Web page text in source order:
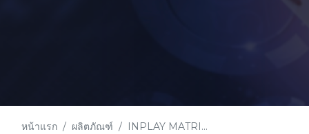
หน้าแรก ผลิตภัณฑ์ INPLAY MATRI...